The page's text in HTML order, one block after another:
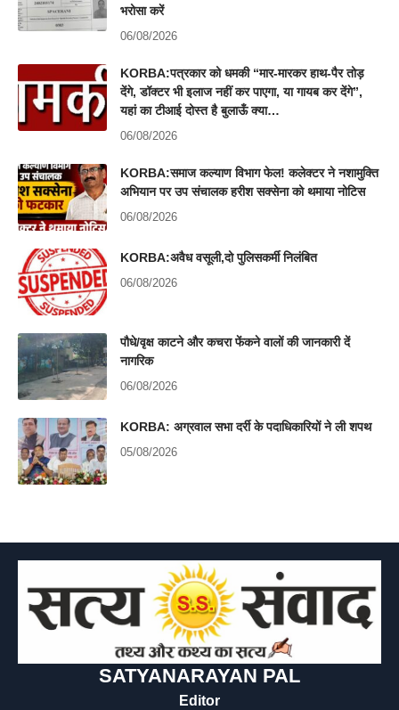
भरोसा करें
06/08/2026
KORBA:पत्रकार को धमकी “मार-मारकर हाथ-पैर तोड़
देंगे, डॉक्टर भी इलाज नहीं कर पाएगा, या गायब कर देंगे”,
यहां का टीआई दोस्त है बुलाऊँ क्या…
06/08/2026
KORBA:समाज कल्याण विभाग फेल! कलेक्टर ने नशामुक्ति
अभियान पर उप संचालक हरीश सक्सेना को थमाया नोटिस
06/08/2026
KORBA:अवैध वसूली,दो पुलिसकर्मी निलंबित
06/08/2026
पौधे/वृक्ष काटने और कचरा फेंकने वालों की जानकारी दें
नागरिक
06/08/2026
KORBA: अग्रवाल सभा दर्री के पदाधिकारियों ने ली शपथ
05/08/2026
SATYANARAYAN PAL
Editor